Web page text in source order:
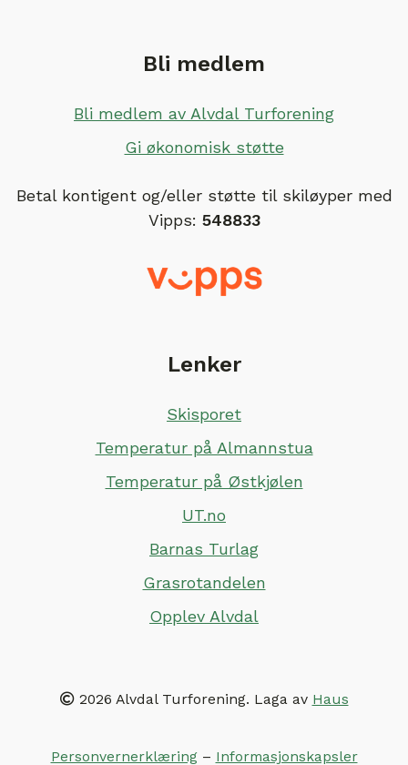
Bli medlem
Bli medlem av Alvdal Turforening
Gi økonomisk støtte
Betal kontigent og/eller støtte til skiløyper med
Vipps: 548833
Lenker
Skisporet
Temperatur på Almannstua
Temperatur på Østkjølen
UT.no
Barnas Turlag
Grasrotandelen
Opplev Alvdal
2026 Alvdal Turforening. Laga av Haus
Personvernerklæring– Informasjonskapsler